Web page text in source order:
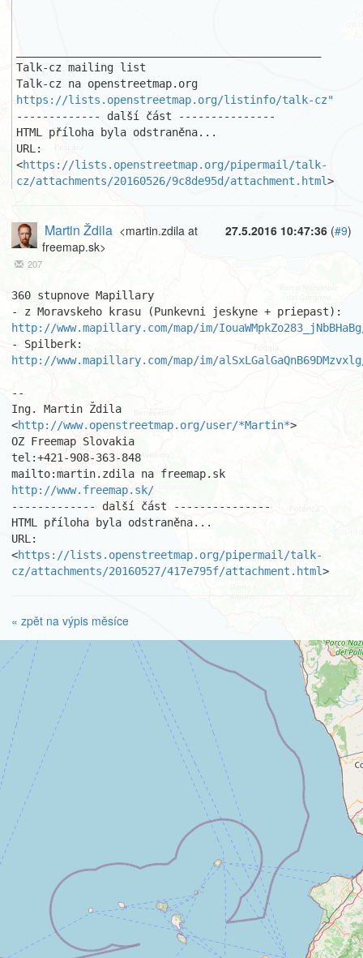
Talk-cz mailing list
https://lists.openstreetmap.org/listinfo/talk-cz"
------------- další část ---------------
HTML příloha byla odstraněna...
URL:
<https://lists.openstreetmap.org/pipermail/talk-
cz/attachments/20160526/9c8de95d/attachment.html>
27.5.2016 10:47:36 (#9)
Martin Ždila <martin.zdila at
freemap.sk>
207
360 stupnove Mapillary
http://www.mapillary.com/map/im/
http://www.mapillary.com/map/im/
--
Ing. Martin Ždila
<http://www.openstreetmap.org/user/*Martin*>
OZ Freemap Slovakia
tel:+421-908-363-848
http://www.freemap.sk/
------------- další část ---------------
HTML příloha byla odstraněna...
URL:
<https://lists.openstreetmap.org/pipermail/talk-
cz/attachments/20160527/417e795f/attachment.html>
« zpět na výpis měsíce